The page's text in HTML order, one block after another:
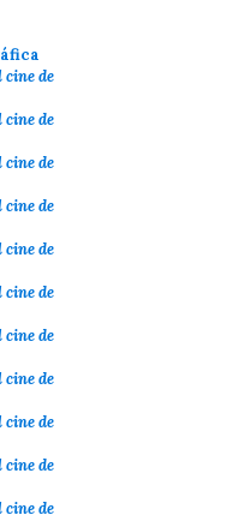
cine de
cine de
cine de
cine de
cine de
cine de
cine de
cine de
cine de
cine de
cine de